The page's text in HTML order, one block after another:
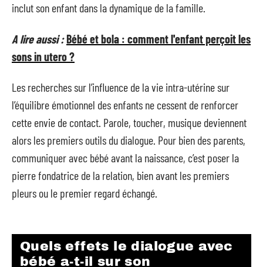
inclut son enfant dans la dynamique de la famille.
A lire aussi :Bébé et bola : comment l'enfant perçoit les
sons in utero ?
Les recherches sur l’influence de la vie intra-utérine sur
l’équilibre émotionnel des enfants ne cessent de renforcer
cette envie de contact. Parole, toucher, musique deviennent
alors les premiers outils du dialogue. Pour bien des parents,
communiquer avec bébé avant la naissance, c’est poser la
pierre fondatrice de la relation, bien avant les premiers
pleurs ou le premier regard échangé.
Quels effets le dialogue avec
bébé a-t-il sur son